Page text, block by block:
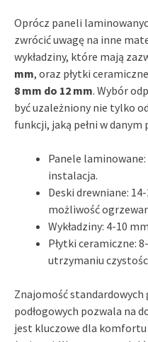
Oprócz paneli
zwrócić uwagę na inne
wykładziny, które mają
mm, oraz płytki
8 mm do 12 mm. Wybór
być uzależniony nie tylko
funkcji, jaką pełni w danym
Panele
instalacja.
Deski drewniane:
możliwość
Wykładziny: 4-10
Płytki ceramiczne:
utrzymaniu
Znajomość standardowych
podłogowych pozwala na
jest kluczowe dla